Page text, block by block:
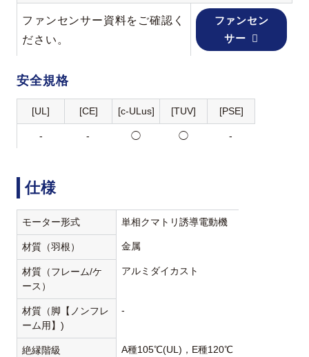
ファンセンサー資料をご確認く
ださい。
ファンセン
サー
安全規格
[UL] [CE] [c-ULus] [TUV] [PSE]
- - ◯ ◯ -
仕様
モーター形式 単相クマトリ誘導電動機
材質（羽根） 金属
材質（フレーム/ケ
ース）
アルミダイカスト
材質（脚【ノンフレ
ーム用】)
-
絶縁階級 A種105℃(UL)，E種120℃